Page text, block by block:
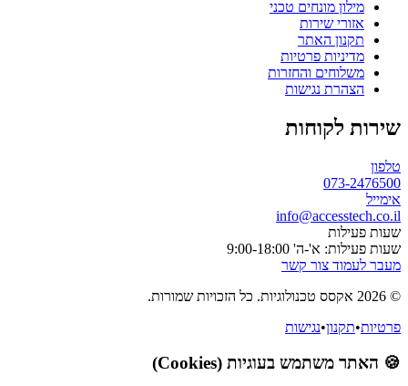
מילון מונחים טכני
אזורי שירות
תקנון האתר
מדיניות פרטיות
משלוחים והחזרות
הצהרת נגישות
שירות לקוחות
טלפון
073-2476500
אימייל
info@accesstech.co.il
שעות פעילות
שעות פעילות: א'-ה' 9:00-18:00
מעבר לעמוד צור קשר
© 2026 אקסס טכנולוגיות. כל הזכויות שמורות.
פרטיות•תקנון•נגישות
🍪 האתר משתמש בעוגיות (Cookies)